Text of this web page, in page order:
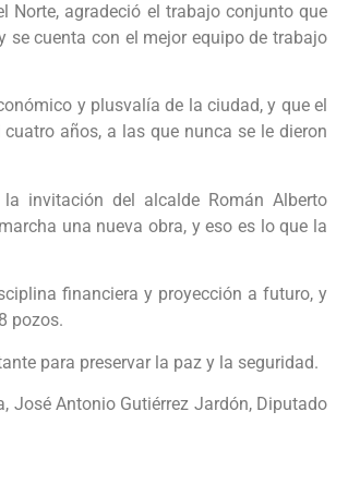
Norte, agradeció el trabajo conjunto que
se cuenta con el mejor equipo de trabajo
y plusvalía de la ciudad, y que el
años, a las que nunca se le dieron
invitación del alcalde Román Alberto
una nueva obra, y eso es lo que la
financiera y proyección a futuro, y
pozos.
para preservar la paz y la seguridad.
José Antonio Gutiérrez Jardón, Diputado